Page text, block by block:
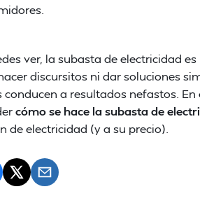
ver, la subasta de electricidad
discursitos ni dar soluciones
conducen a resultados nefastos.
cómo se hace la subasta de
de electricidad (y a su precio).